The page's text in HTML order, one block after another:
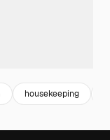
housekeeping